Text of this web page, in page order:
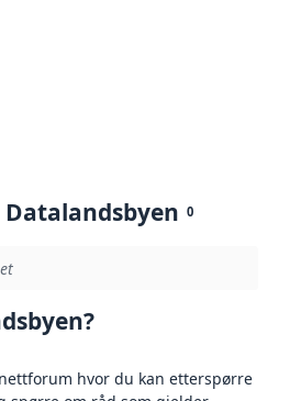
0
hvor du kan etterspørre